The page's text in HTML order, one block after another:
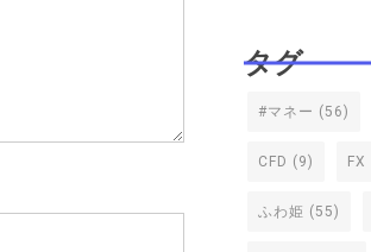
タグ
#マネー (56)
CFD (9) FX
ふわ姫 (55)